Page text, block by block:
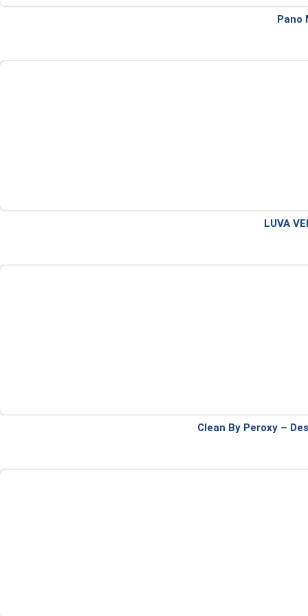
Pano
LUVA
Clean By Peroxy –